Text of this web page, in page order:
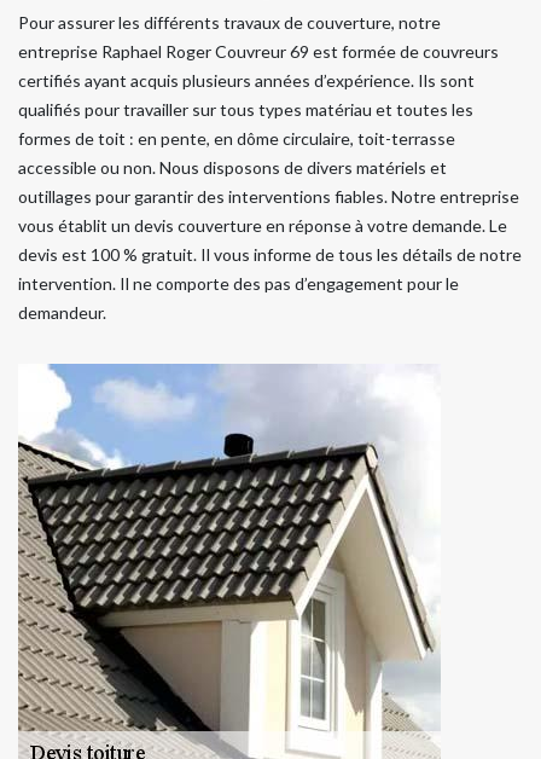
Pour assurer les différents travaux de couverture, notre
entreprise Raphael Roger Couvreur 69 est formée de couvreurs
certifiés ayant acquis plusieurs années d’expérience. Ils sont
qualifiés pour travailler sur tous types matériau et toutes les
formes de toit : en pente, en dôme circulaire, toit-terrasse
accessible ou non. Nous disposons de divers matériels et
outillages pour garantir des interventions fiables. Notre entreprise
vous établit un devis couverture en réponse à votre demande. Le
devis est 100 % gratuit. Il vous informe de tous les détails de notre
intervention. Il ne comporte des pas d’engagement pour le
demandeur.